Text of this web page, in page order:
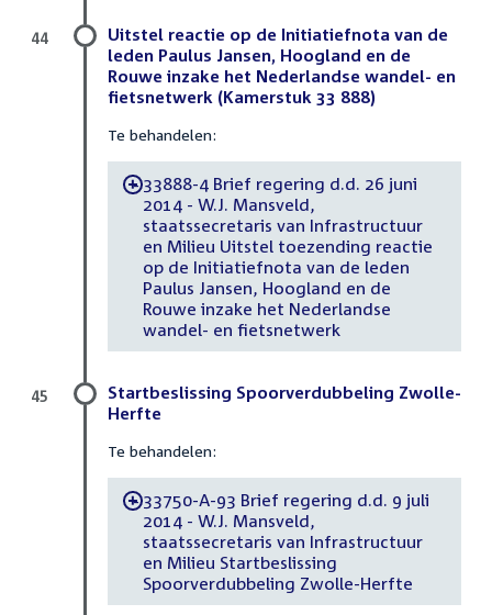
Uitstel reactie op de Initiatiefnota van de
leden Paulus Jansen, Hoogland en de
Rouwe inzake het Nederlandse wandel- en
fietsnetwerk (Kamerstuk 33 888)
Te behandelen:
-33888-4 Brief regering d.d. 26 juni
2014 - W.J. Mansveld,
staatssecretaris van Infrastructuur
en Milieu Uitstel toezending reactie
op de Initiatiefnota van de leden
Paulus Jansen, Hoogland en de
Rouwe inzake het Nederlandse
wandel- en fietsnetwerk
44
Startbeslissing Spoorverdubbeling Zwolle-
Herfte
Te behandelen:
-33750-A-93 Brief regering d.d. 9 juli
2014 - W.J. Mansveld,
staatssecretaris van Infrastructuur
en Milieu Startbeslissing
Spoorverdubbeling Zwolle-Herfte
45